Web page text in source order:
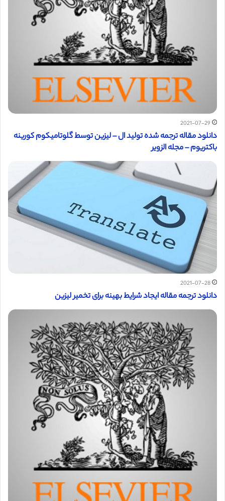
2021-07-29
دانلود مقاله ترجمه شده تولید ال – لیزین توسط گلوتامیکوم کورینه
باکتریوم – مجله الزویر
2021-07-28
دانلود ترجمه مقاله ایجاد شرایط بهینه برای تخمیر لیزین